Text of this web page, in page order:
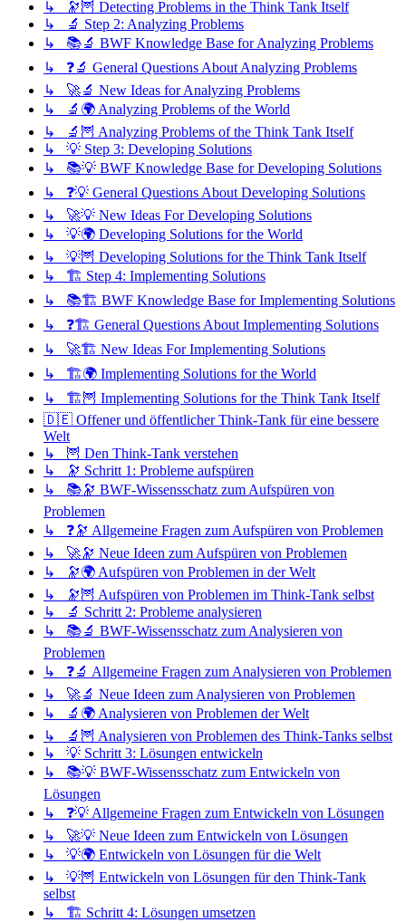
↳ 🔭🦉 Detecting Problems in the Think Tank Itself
↳ 🔬 Step 2: Analyzing Problems
↳ 📚🔬 BWF Knowledge Base for Analyzing Problems
↳ ❓🔬 General Questions About Analyzing Problems
↳ 🚀🔬 New Ideas for Analyzing Problems
↳ 🔬🌍 Analyzing Problems of the World
↳ 🔬🦉 Analyzing Problems of the Think Tank Itself
↳ 💡 Step 3: Developing Solutions
↳ 📚💡 BWF Knowledge Base for Developing Solutions
↳ ❓💡 General Questions About Developing Solutions
↳ 🚀💡 New Ideas For Developing Solutions
↳ 💡🌍 Developing Solutions for the World
↳ 💡🦉 Developing Solutions for the Think Tank Itself
↳ 🏗️ Step 4: Implementing Solutions
↳ 📚🏗️ BWF Knowledge Base for Implementing Solutions
↳ ❓🏗️ General Questions About Implementing Solutions
↳ 🚀🏗️ New Ideas For Implementing Solutions
↳ 🏗️🌍 Implementing Solutions for the World
↳ 🏗️🦉 Implementing Solutions for the Think Tank Itself
🇩🇪 Offener und öffentlicher Think-Tank für eine bessere
Welt
↳ 🦉 Den Think-Tank verstehen
↳ 🔭 Schritt 1: Probleme aufspüren
↳ 📚🔭 BWF-Wissensschatz zum Aufspüren von
Problemen
↳ ❓🔭 Allgemeine Fragen zum Aufspüren von Problemen
↳ 🚀🔭 Neue Ideen zum Aufspüren von Problemen
↳ 🔭🌍 Aufspüren von Problemen in der Welt
↳ 🔭🦉 Aufspüren von Problemen im Think-Tank selbst
↳ 🔬 Schritt 2: Probleme analysieren
↳ 📚🔬 BWF-Wissensschatz zum Analysieren von
Problemen
↳ ❓🔬 Allgemeine Fragen zum Analysieren von Problemen
↳ 🚀🔬 Neue Ideen zum Analysieren von Problemen
↳ 🔬🌍 Analysieren von Problemen der Welt
↳ 🔬🦉 Analysieren von Problemen des Think-Tanks selbst
↳ 💡 Schritt 3: Lösungen entwickeln
↳ 📚💡 BWF-Wissensschatz zum Entwickeln von
Lösungen
↳ ❓💡 Allgemeine Fragen zum Entwickeln von Lösungen
↳ 🚀💡 Neue Ideen zum Entwickeln von Lösungen
↳ 💡🌍 Entwickeln von Lösungen für die Welt
↳ 💡🦉 Entwickeln von Lösungen für den Think-Tank
selbst
↳ 🏗️ Schritt 4: Lösungen umsetzen